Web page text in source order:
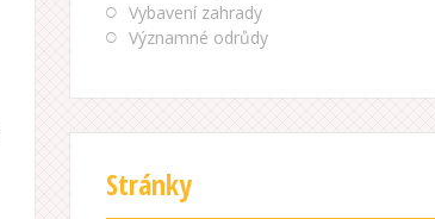
Vybavení zahrady
Významné odrůdy
Stránky